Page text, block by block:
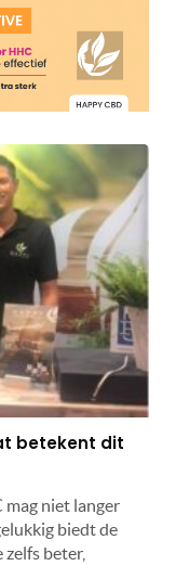
betekent dit
mag niet langer
biedt de
beter,